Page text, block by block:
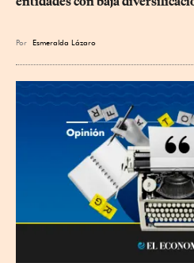
Por Esmeralda Lázaro